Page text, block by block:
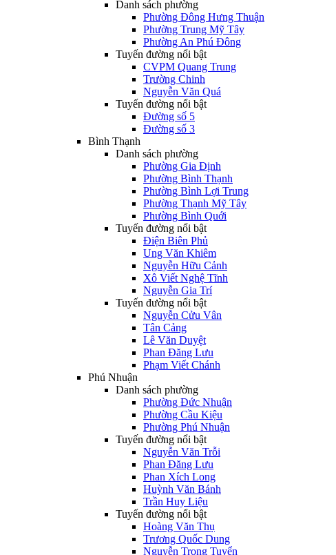
Danh sách phường
Phường Đông Hưng Thuận
Phường Trung Mỹ Tây
Phường An Phú Đông
Tuyến đường nổi bật
CVPM Quang Trung
Trường Chinh
Nguyễn Văn Quá
Tuyến đường nổi bật
Đường số 5
Đường số 3
Bình Thạnh
Danh sách phường
Phường Gia Định
Phường Bình Thạnh
Phường Bình Lợi Trung
Phường Thạnh Mỹ Tây
Phường Bình Quới
Tuyến đường nổi bật
Điện Biên Phủ
Ung Văn Khiêm
Nguyễn Hữu Cảnh
Xô Viết Nghệ Tĩnh
Nguyễn Gia Trí
Tuyến đường nổi bật
Nguyễn Cửu Vân
Tân Cảng
Lê Văn Duyệt
Phan Đăng Lưu
Phạm Viết Chánh
Phú Nhuận
Danh sách phường
Phường Đức Nhuận
Phường Cầu Kiệu
Phường Phú Nhuận
Tuyến đường nổi bật
Nguyễn Văn Trỗi
Phan Đăng Lưu
Phan Xích Long
Huỳnh Văn Bánh
Trần Huy Liệu
Tuyến đường nổi bật
Hoàng Văn Thụ
Trương Quốc Dung
Nguyễn Trọng Tuyển